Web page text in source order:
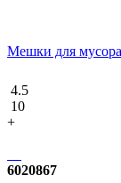
Мешки для
4.5
10
+
6020867